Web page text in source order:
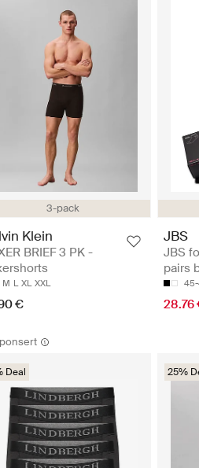
3-pack
Klein
BRIEF 3 PK -
M L XL XXL
€
JBS
JBS
pairs
28.76
Deal 25%